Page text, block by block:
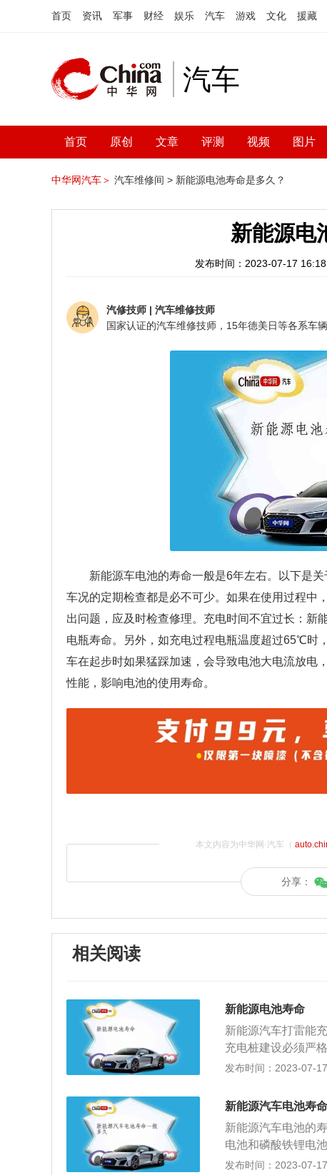
首页 资讯 军事 财经 娱乐 汽车 游戏 文化 援藏
汽车
首页 原创 文章 评测 视频 图片
中华网汽车＞ 汽车维修间 > 新能源电池寿命是多久？
新能源电
发布时间：2023-07-17
汽修技师 | 汽车维修技师
新能源车电池的寿命一般是6年左右。以下是
车况的定期检查都是必不可少。如果在使用过程中
出问题，应及时检查修理。充电时间不宜过长：新
电瓶寿命。另外，如充电过程电瓶温度超过65℃时
车在起步时如果猛踩加速，会导致电池大电流放电
性能，影响电池的使用寿命。
本文内容为中华网·汽车（
分享：
相关阅读
新能源电池寿命
新能源汽车打雷能
充电桩建设必须严
计时内部有漏电保
守操作规范，安全
后再进行连接；2、
行遮挡防护；3、
近充电桩，以免发
发布时间：2023-07-
新能源汽车电池寿
新能源汽车电池的
电池和磷酸铁锂电
短、温度等有关系
发布时间：2023-07-